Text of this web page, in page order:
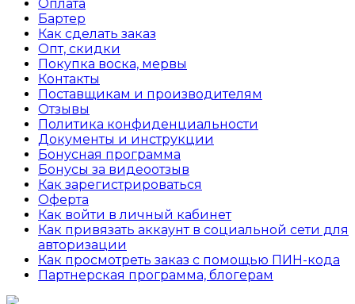
Оплата
Бартер
Как сделать заказ
Опт, скидки
Покупка воска, мервы
Контакты
Поставщикам и производителям
Отзывы
Политика конфиденциальности
Документы и инструкции
Бонусная программа
Бонусы за видеоотзыв
Как зарегистрироваться
Оферта
Как войти в личный кабинет
Как привязать аккаунт в социальной сети для
авторизации
Как просмотреть заказ с помощью ПИН-кода
Партнерская программа, блогерам